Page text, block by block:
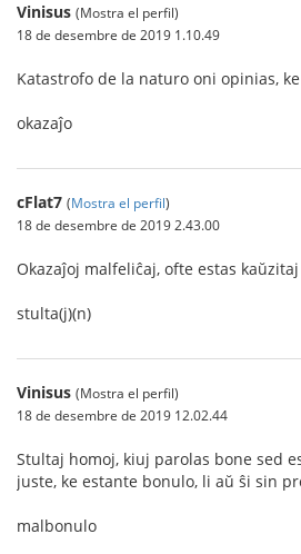
Vinisus (Mostra el perfil)
18 de desembre de 2019 1.10.49
Katastrofo de la naturo oni opinias,
okazaĵo
cFlat7 (Mostra el perfil)
18 de desembre de 2019 2.43.00
Okazaĵoj malfeliĉaj, ofte estas
stulta(j)(n)
Vinisus (Mostra el perfil)
18 de desembre de 2019 12.02.44
Stultaj homoj, kiuj parolas bone sed
juste, ke estante bonulo, li aŭ ŝi sin
malbonulo